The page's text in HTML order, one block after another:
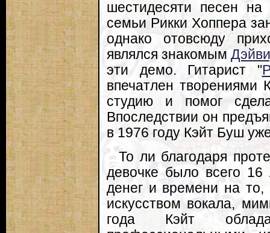
шестидесяти песен
семьи Рикки Хоппера
однако отовсюду
являлся знакомым
эти демо. Гитарист "
впечатлен творениями
студию и помог
Впоследствии он
в 1976 году Кэйт Буш
То ли благодаря
девочке было всего
денег и времени на то,
искусством вокала,
года Кэйт